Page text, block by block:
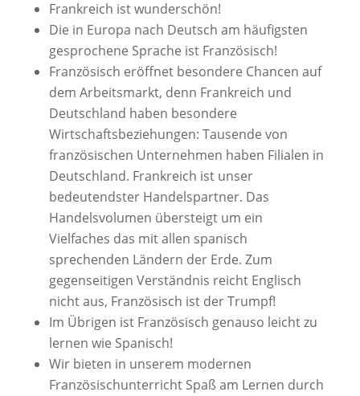
Frankreich ist wunderschön!
Die in Europa nach Deutsch am häufigsten
gesprochene Sprache ist Französisch!
Französisch eröffnet besondere Chancen auf
dem Arbeitsmarkt, denn Frankreich und
Deutschland haben besondere
Wirtschaftsbeziehungen: Tausende von
französischen Unternehmen haben Filialen in
Deutschland. Frankreich ist unser
bedeutendster Handelspartner. Das
Handelsvolumen übersteigt um ein
Vielfaches das mit allen spanisch
sprechenden Ländern der Erde. Zum
gegenseitigen Verständnis reicht Englisch
nicht aus, Französisch ist der Trumpf!
Im Übrigen ist Französisch genauso leicht zu
lernen wie Spanisch!
Wir bieten in unserem modernen
Französischunterricht Spaß am Lernen durch